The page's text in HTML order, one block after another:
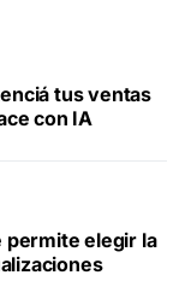
tus ventas
con IA
permite elegir la